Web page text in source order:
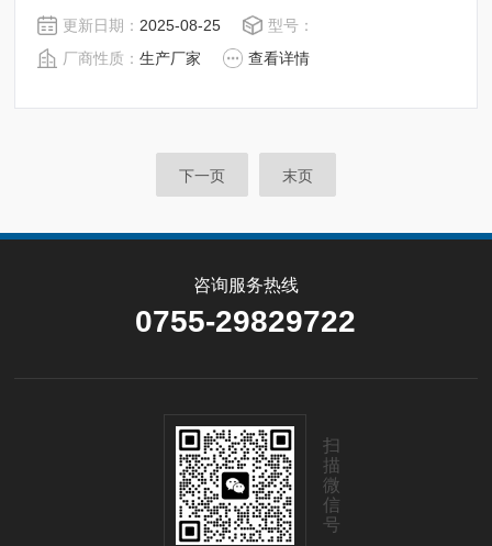
所含杂质较高，如果掺入食品，对人体有害。陈化米的表
面色泽暗淡，加入石蜡、液体石蜡或其他矿物油混合后可
使表面光滑靓丽，但却掩盖了陈化米中可能存在的霉菌毒
更新日期： 2025-08-25
型号：
厂商性质：生产厂家 查看详情
下一页 末页
咨询服务热线
0755-29829722
扫
描
微
信
号